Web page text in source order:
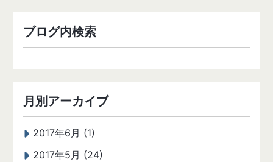
ブログ内検索
月別アーカイブ
2017年6月 (1)
2017年5月 (24)